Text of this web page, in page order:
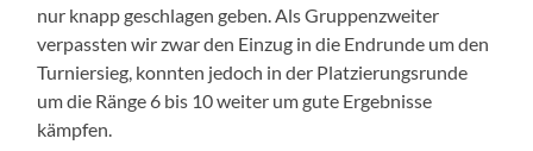
nur knapp geschlagen geben. Als Gruppenzweiter
verpassten wir zwar den Einzug in die Endrunde um den
Turniersieg, konnten jedoch in der Platzierungsrunde
um die Ränge 6 bis 10 weiter um gute Ergebnisse
kämpfen.